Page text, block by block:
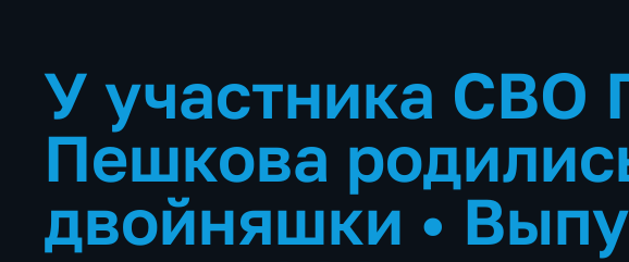
У участника СВО
Пешкова
двойняшки •